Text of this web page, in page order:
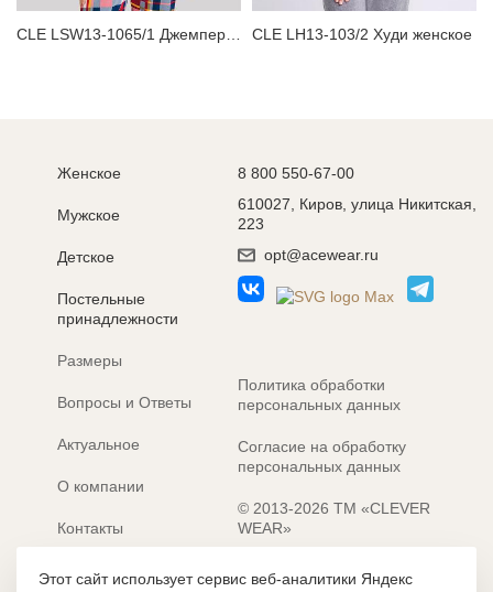
CLE LH13-103/2 Худи женское
Женское
Мужское
Детское
Постельные
принадлежности
Размеры
Вопросы и Ответы
Актуальное
О компании
Контакты
Электронные каталоги
8 800 550-67-00
610027, Киров, улица Никитская,
223
opt@acewear.ru
Политика обработки
персональных данных
Согласие на обработку
персональных данных
© 2013-2026 ТМ «CLEVER
WEAR»
Разработка сайта: MACHAON
Этот сайт использует сервис веб-аналитики Яндекс